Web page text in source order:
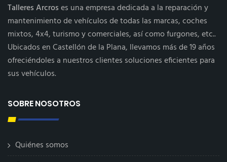
Talleres Arcroses una empresa dedicada a la reparación y
mantenimiento de vehículos de todas las marcas, coches
mixtos, 4x4, turismo y comerciales, así como furgones, etc..
Ubicados en Castellón de la Plana, llevamos más de 19 años
ofreciéndoles a nuestros clientes soluciones eficientes para
sus vehículos.
SOBRE NOSOTROS
Quiénes somos